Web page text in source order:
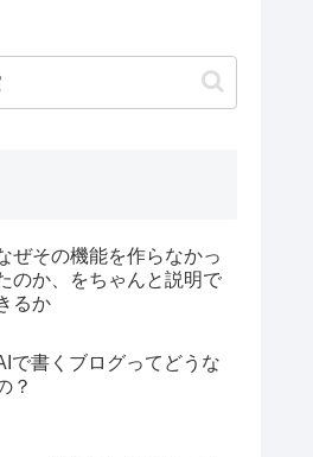
ぜその機能を作らなかっ
のか、をちゃんと説明で
るか
で書くブログってどうな
？